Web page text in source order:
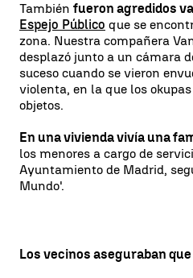
También fueron agredidos
Espejo Público que se
zona. Nuestra compañera
desplazó junto a un cámara
suceso cuando se vieron
violenta, en la que los
objetos.
En una vivienda vivía una
los menores a cargo de
Ayuntamiento de Madrid,
Mundo'.
Los vecinos aseguraban